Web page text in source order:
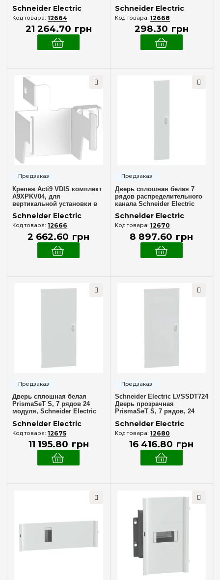
Schneider Electric A9XPK715
Schneider Electric
12664
21 264.70 грн
Schneider Electric
12668
298.30 грн
Крепеж Acti9 VDIS комплект
A9XPKV04, для
вертикальной установки в
PrismaSet из 4 шт, Schneider
Electric
Schneider Electric
12666
2 662.60 грн
Дверь сплошная белая 7
рядов распределительного
канала Schneider Electric
LVSSDD7
Schneider Electric
12670
8 897.60 грн
Дверь сплошная белая
PrismaSeT S, 7 рядов 24
модуля, Schneider Electric
LVSSDP724
Schneider Electric
12675
11 195.80 грн
Schneider Electric LVSSDT724
Дверь прозрачная
PrismaSeT S, 7 рядов, 24
Schneider Electric
12680
16 416.80 грн